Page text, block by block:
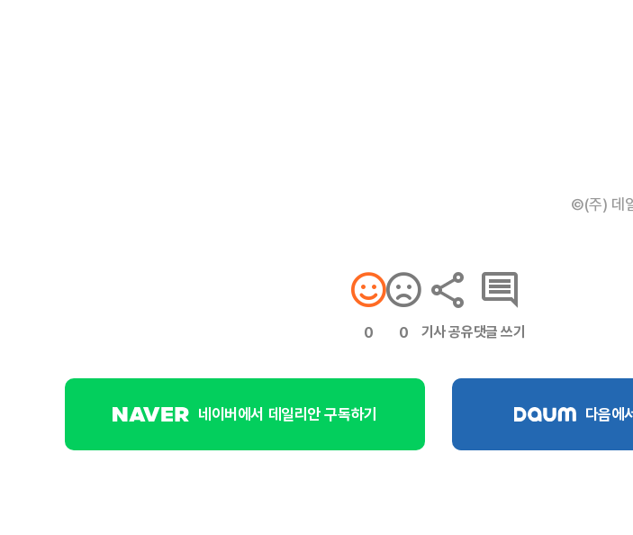
©(주) 데
0 0 기사 공유댓글 쓰기
네이버에서 데일리안 구독하기 다음에